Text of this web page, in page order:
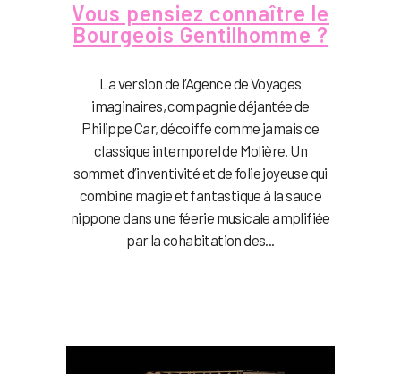
Vous pensiez connaître le
Bourgeois Gentilhomme ?
La version de l’Agence de Voyages
imaginaires, compagnie déjantée de
Philippe Car, décoiffe comme jamais ce
classique intemporel de Molière. Un
sommet d’inventivité et de folie joyeuse qui
combine magie et fantastique à la sauce
nippone dans une féerie musicale amplifiée
par la cohabitation des...